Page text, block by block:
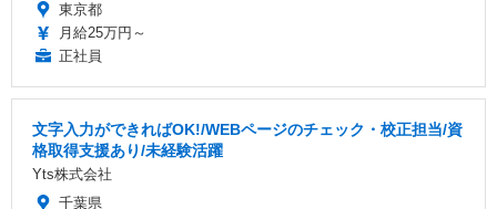
東京都
月給25万円～
正社員
文字入力ができればOK!/WEBページのチェック・校正担当/資
格取得支援あり/未経験活躍
Yts株式会社
千葉県